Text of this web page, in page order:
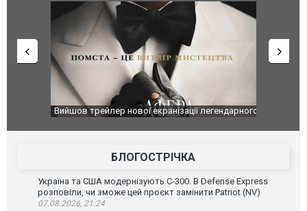
Вийшов трейлер нової екранізації легендарного
фільму "Афера Томаса Крауна"
БЛОГОСТРІЧКА
Україна та США модернізують С-300. В Defense Express
розповіли, чи зможе цей проєкт замінити Patriot (NV)
07.08.2026, 21:24